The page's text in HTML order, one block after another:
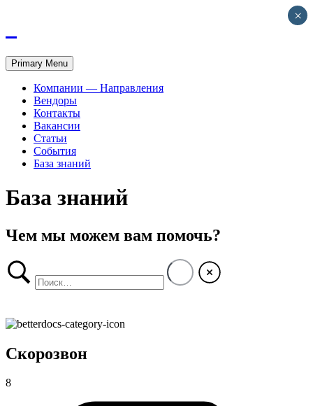
Primary Menu
Компании — Направления
Вендоры
Контакты
Вакансии
Статьи
События
База знаний
База знаний
Чем мы можем вам помочь?
Скорозвон
8
×